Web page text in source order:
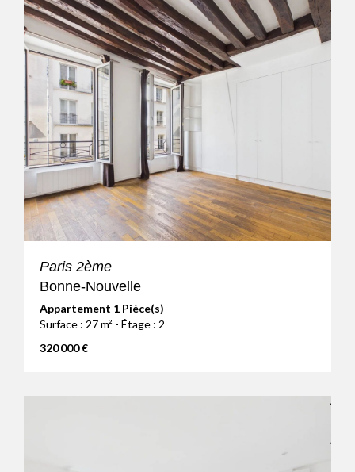
Paris 2ème
Bonne-Nouvelle
Appartement 1 Pièce(s)
Surface : 27 m² - Étage : 2
320 000 €